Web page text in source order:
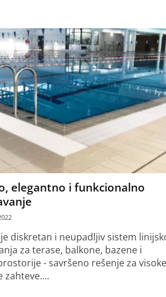
elegantno i funkcionalno
je diskretan i neupadljiv sistem
za terase, balkone, bazene i
- savršeno rešenje za visoke
zahteve....